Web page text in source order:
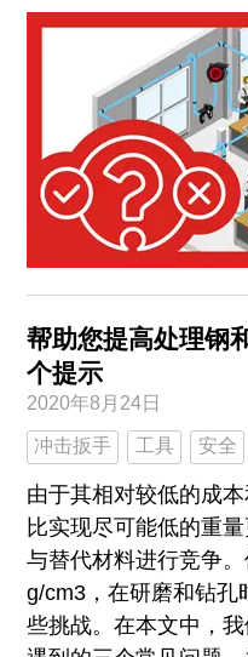
帮助您提高处理钢
个提示
2020年8月24日
冲击扳手 工具 安全
由于其相对较低的成
比实现尽可能低的重
与替代材料进行竞争
g/cm3，在研磨和钻孔
些挑战。在本文中，